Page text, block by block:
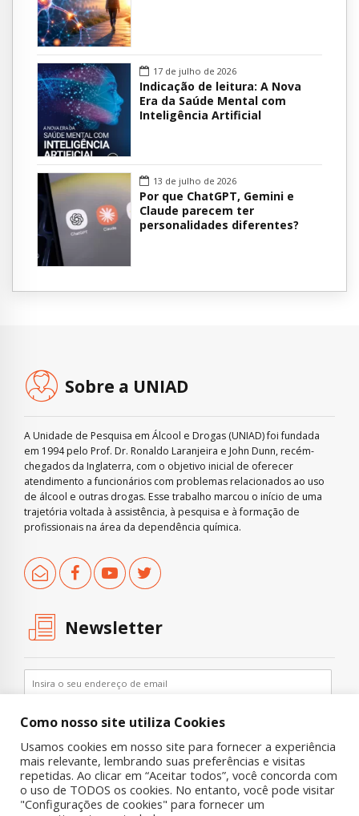
17 de julho de 2026
Indicação de leitura: A Nova
Era da Saúde Mental com
Inteligência Artificial
13 de julho de 2026
Por que ChatGPT, Gemini e
Claude parecem ter
personalidades diferentes?
Sobre a UNIAD
A Unidade de Pesquisa em Álcool e Drogas (UNIAD) foi fundada
em 1994 pelo Prof. Dr. Ronaldo Laranjeira e John Dunn, recém-
chegados da Inglaterra, com o objetivo inicial de oferecer
atendimento a funcionários com problemas relacionados ao uso
de álcool e outras drogas. Esse trabalho marcou o início de uma
trajetória voltada à assistência, à pesquisa e à formação de
profissionais na área da dependência química.
Newsletter
Copyright © 2019 UNIAD – Unidade de Pesquisa em Álcool e Drogas
Como nosso site utiliza Cookies
Usamos cookies em nosso site para fornecer a experiência
mais relevante, lembrando suas preferências e visitas
repetidas. Ao clicar em “Aceitar todos”, você concorda com
o uso de TODOS os cookies. No entanto, você pode visitar
"Configurações de cookies" para fornecer um